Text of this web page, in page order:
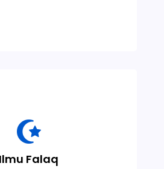

Ilmu Falaq
benda langit guna
ibadah, arah kiblat,
hijriyah secara ilmiah dan